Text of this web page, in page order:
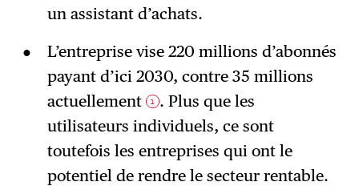
un assistant d’achats.
L’entreprise vise 220 millions d’abonnés
payant d’ici 2030, contre 35 millions
actuellement
1 . Plus que les
utilisateurs individuels, ce sont
toutefois les entreprises qui ont le
potentiel de rendre le secteur rentable.